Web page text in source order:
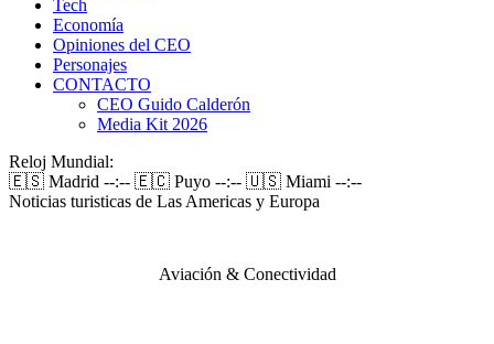
Tech
Economía
Opiniones del CEO
Personajes
CONTACTO
CEO Guido Calderón
Media Kit 2026
Reloj Mundial:
🇪🇸 Madrid --:-- 🇪🇨 Puyo --:-- 🇺🇸 Miami --:--
Noticias turisticas de Las Americas y Europa
Aviación & Conectividad